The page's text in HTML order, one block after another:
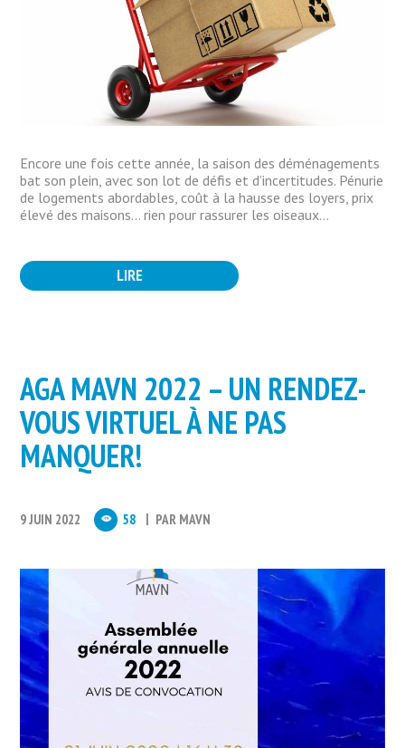
Encore une fois cette année, la saison des déménagements
bat son plein, avec son lot de défis et d’incertitudes. Pénurie
de logements abordables, coût à la hausse des loyers, prix
élevé des maisons… rien pour rassurer les oiseaux...
LIRE
AGA MAVN 2022 – UN RENDEZ-
VOUS VIRTUEL À NE PAS
MANQUER!
9 JUIN 2022 58 PAR MAVN